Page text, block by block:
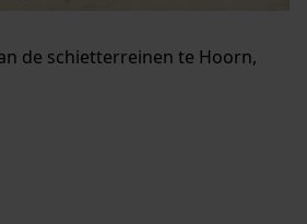
de schietterreinen te Hoorn,